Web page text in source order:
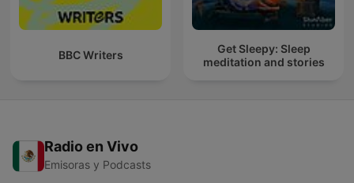
BBC Writers
Get Sleepy: Sleep
meditation and stories
Radio en Vivo
Emisoras y Podcasts